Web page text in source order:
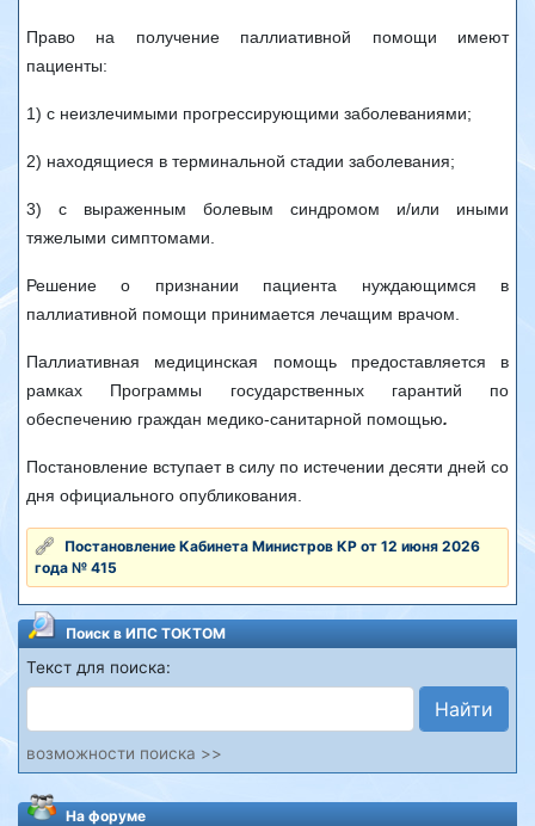
Право на получение паллиативной помощи имеют
пациенты:
1) с неизлечимыми прогрессирующими заболеваниями;
2) находящиеся в терминальной стадии заболевания;
3) с выраженным болевым синдромом и/или иными
тяжелыми симптомами.
Решение о признании пациента нуждающимся в
паллиативной помощи принимается лечащим врачом.
Паллиативная медицинская помощь предоставляется в
рамках Программы государственных гарантий по
обеспечению граждан медико-санитарной помощью.
Постановление вступает в силу по истечении десяти дней со
дня официального опубликования.
Постановление Кабинета Министров КР от 12 июня 2026
года № 415
Поиск в ИПС ТОКТОМ
Текст для поиска:
Найти
возможности поиска >>
На форуме